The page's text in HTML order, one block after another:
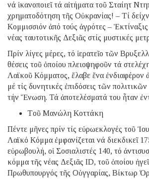
νά ἱκανοποιεῖ τά αἰτήματα τοῦ Σταίητ
χρηματοδότηση τῆς Οὐκρανίας! – Τί
Κομμισσιόν ἀπό τούς ἀγρότες –
νέας ταυτοτικῆς Δεξιᾶς στίς μυστικές
Πρίν λίγες μέρες, τό ἱερατεῖο τῶν
θέσεις τοῦ ὁποίου πλειοψηφοῦν τά
Λαϊκοῦ Κόμματος, ἔλαβε ἕνα ἐνδιαφέρον
μέ τίς δυνητικές ἐπιδόσεις τῶν
τήν Ἕνωση. Τά ἀποτελέσματά του ἦταν
Tοῦ Μανώλη Κοττάκη
Πέντε μῆνες πρίν τίς εὐρωεκλογές τοῦ
Λαϊκό Κόμμα ἐμφανίζεται νά διεκδικεῖ
εὐρωβουλή, οἱ Σοσιαλιστές 140, τό
κόμμα τῆς νέας Δεξιᾶς ID, τοῦ ὁποίου
Πρωθυπουργός τῆς Οὑγγαρίας, Βίκτωρ